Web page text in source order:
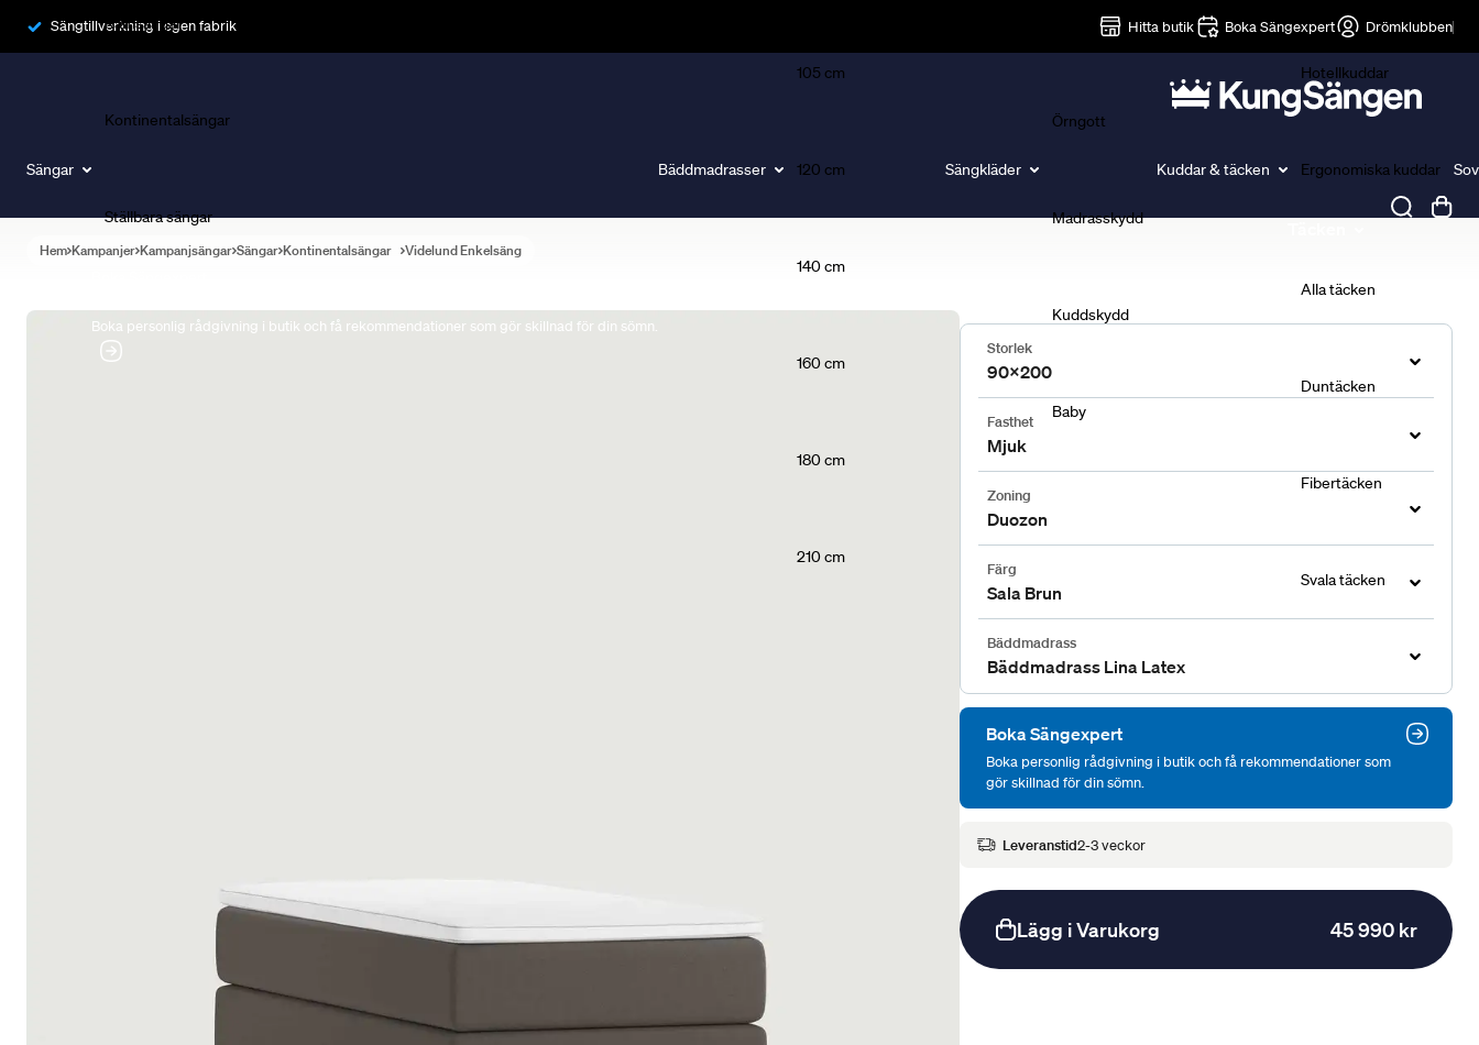
Sängtillverkning i egen fabrik Hitta butik Boka Sängexpert Drömklubben
Sängar
Ramsängar
Kontinentalsängar
Ställbara sängar
Boka personlig rådgivning i butik och få rekommendationer som gör skillnad för din sömn.
Bäddmadrasser
105 cm
120 cm
140 cm
160 cm
180 cm
210 cm
Sängkläder
Örngott
Madrasskydd
Kuddskydd
Baby
Kuddar & täcken
Hotellkuddar
Ergonomiska kuddar
Alla täcken
Duntäcken
Fibertäcken
Svala täcken
Hem Kampanjer Kampanjsängar Sängar Kontinentalsängar Videlund Enkelsäng
Storlek
90x200
Fasthet
Mjuk
Zoning
Duozon
Färg
Sala Brun
Bäddmadrass
Bäddmadrass Lina Latex
Boka Sängexpert
Boka personlig rådgivning i butik och få rekommendationer som
gör skillnad för din sömn.
Leveranstid2-3 veckor
Lägg i Varukorg 45 990 kr